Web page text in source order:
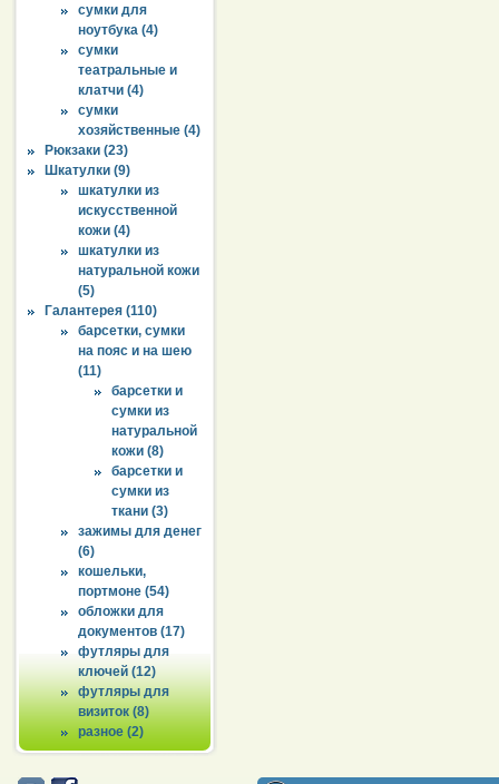
сумки для
ноутбука (4)
сумки
театральные и
клатчи (4)
сумки
хозяйственные (4)
Рюкзаки (23)
Шкатулки (9)
шкатулки из
искусственной
кожи (4)
шкатулки из
натуральной кожи
(5)
Галантерея (110)
барсетки, сумки
на пояс и на шею
(11)
барсетки и
сумки из
натуральной
кожи (8)
барсетки и
сумки из
ткани (3)
зажимы для денег
(6)
кошельки,
портмоне (54)
обложки для
документов (17)
футляры для
ключей (12)
футляры для
визиток (8)
разное (2)